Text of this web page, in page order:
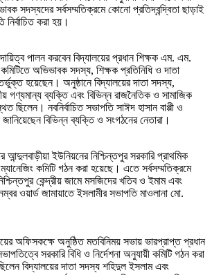
সদস্যদের সর্বসম্মতিক্রমে কোনো প্রতিদ্বন্দ্বিতা ছাড়াই
নির্বাচিত করা হয়।
পালন করবেন বিদ্যালয়ের প্রধান শিক্ষক এম. এম.
অভিভাবক সদস্য, শিক্ষক প্রতিনিধি ও দাতা
হয়েছেন। অনুষ্ঠানে বিদ্যালয়ের দাতা সদস্য,
গণ্যমান্য ব্যক্তি এবং বিভিন্ন রাজনৈতিক ও সামাজিক
ছিলেন। নবনির্বাচিত সভাপতি সাঈদ হাসান বাপ্পী ও
বিভিন্ন ব্যক্তি ও সংগঠনের নেতারা।
ইউনিয়নের নিশ্চিন্তপুর সরকারি প্রাথমিক
ম্যানেজিং কমিটি গঠন করা হয়েছে। এতে সর্বসম্মতিক্রমে
কেন্দ্রীয় জামে মসজিদের খতিব ও ইমাম এবং
ওয়ার্ড জামায়াতে ইসলামীর সভাপতি মাওলানা মো.
অফিসকক্ষে অনুষ্ঠিত মতবিনিময় সভায় ভারপ্রাপ্ত প্রধান
সরকারি বিধি ও নির্দেশনা অনুযায়ী কমিটি গঠন করা
বিদ্যালয়ের দাতা সদস্য শহিদুল ইসলাম এবং